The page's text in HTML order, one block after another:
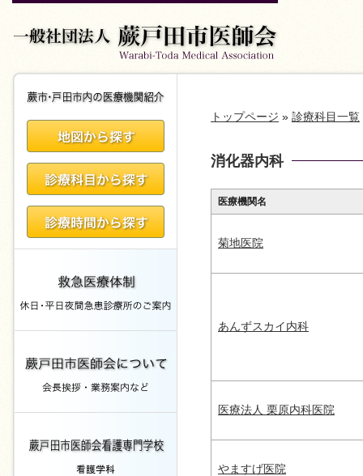
トップページ » 診療科目一覧
消化器内科
医療機関名
菊地医院
あんずスカイ内科
医療法人 栗原内科医院
やますげ医院